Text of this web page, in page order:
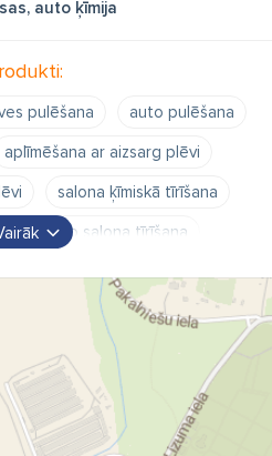
auto ķīmija
pulēšana
auto pulēšana
aplīmēšana ar aizsarg plēvi
salona ķīmiskā tīrīšana
auto salona tīrīšana
ādas krāsošana
auto mazgāšana
Baltic Detailing Shop SIA
Auto pulēšana